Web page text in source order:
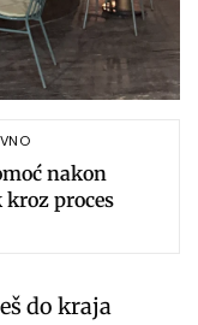
nakon
proces
do kraja